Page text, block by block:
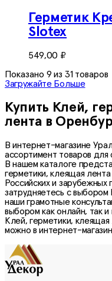
Герметик
Slotex
549,00 ₽
Показано 9из31 товаров
Загружайте Больше
Купить Клей,
лента в
В интернет-магазине
ассортимент товаров
В нашем каталоге
герметики, клеящая лента
Российских и
затрудняетесь с выбором
наши грамотные
выбором как онлайн, так и
Клей, герметики, клеящая
можно в интернет-